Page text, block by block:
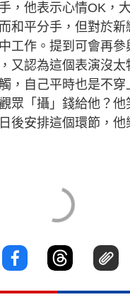
，他表示心情OK，
和平分手，但對於新
工作。提到可會再參
又認為這個表演沒太
，自己平時也是不穿
眾「攝」錢給他？他
後安排這個環節，他